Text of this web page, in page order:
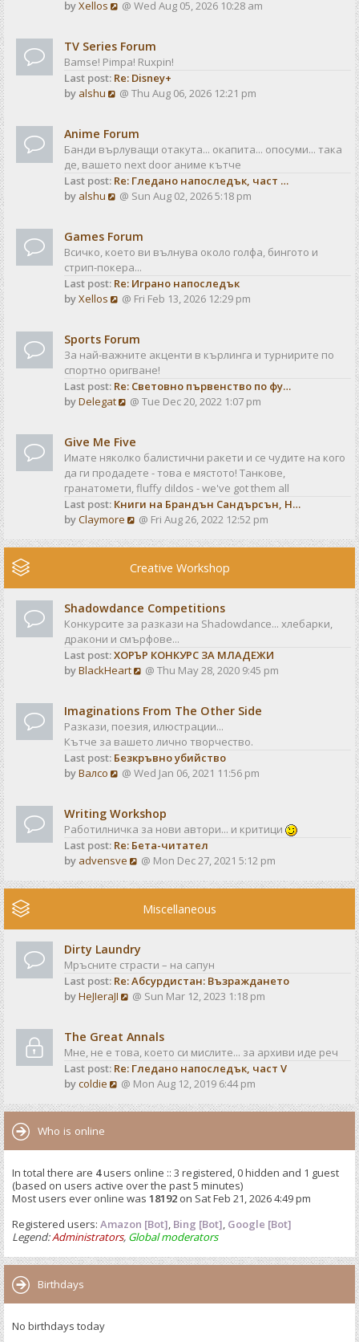
s
e
s
t
p
s
byXellos
V
w
t
h
e
e
s
t
p
s
t
@ Wed Aug 05, 2026 10:28 am
TV Series Forum
Bamse! Pimpa! Ruxpin!
Last post: Re: Disney+
by alshu
V
w
t
h
e
e
s
t
p
o
t
@ Thu Aug 06, 2026 12:21 pm
Anime Forum
Банди върлуващи отакута... окапита... опосуми... така
де, вашето next door аниме кътче
Last post: Re: Гледано напоследък, част …
by alshu
V
w
t
h
e
l
e
s
t
p
o
t
@ Sun Aug 02, 2026 5:18 pm
Games Forum
Всичко, което ви вълнува около голфа, бингото и
стрип-покера...
Last post: Re: Играно напоследък
byXellos
V
w
t
h
e
l
t
e
s
t
p
o
s
t
@ Fri Feb 13, 2026 12:29 pm
Sports Forum
За най-важните акценти в кърлинга и турнирите по
спортно оригване!
Last post: Re: Световно първенство по фу…
byDelegat
V
w
t
h
e
l
a
t
s
o
s
t
@ Tue Dec 20, 2022 1:07 pm
Give Me Five
Имате няколко балистични ракети и се чудите на кого
да ги продадете - това е мястото! Танкове,
гранатомети, fluffy dildos - we've got them all
Last post: Книги на Брандън Сандърсън, Н…
byClaymore
V
e
w
e
l
a
t
e
p
o
s
t
@ Fri Aug 26, 2022 12:52 pm
Creative Workshop
Shadowdance Competitions
Конкурсите за разкази на Shadowdance... хлебарки,
дракони и смърфове...
Last post:ХОРЪР КОНКУРС ЗА МЛАДЕЖИ
byBlackHeart
V
w
t
h
e
l
e
s
t
p
o
t
@ Thu May 28, 2020 9:45 pm
Imaginations From The Other Side
Разкази, поезия, илюстрации...
Кътче за вашето лично творчество.
Last post: Безкръвно убийство
byВалсо
V
w
t
h
e
l
t
p
o
s
@ Wed Jan 06, 2021 11:56 pm
Writing Workshop
Работилничка за нови автори... и критици
Last post: Re: Бета-читател
by advensve
V
e
w
e
l
a
t
t
p
o
s
t
@ Mon Dec 27, 2021 5:12 pm
Miscellaneous
Dirty Laundry
Мръсните страсти – на сапун
Last post: Re: Абсурдистан: Възраждането
byHeJIeraJI
V
w
t
h
e
e
t
p
s
t
@ Sun Mar 12, 2023 1:18 pm
The Great Annals
Мне, не е това, което си мислите... за архиви иде реч
Last post: Re: Гледано напоследък, част V
bycoldie
V
e
e
l
a
t
e
t
@ Mon Aug 12, 2019 6:44 pm
Who is online
In total there are 4users online :: 3 registered, 0 hidden and 1 guest
(based on users active over the past 5 minutes)
Most users ever online was 18192 on Sat Feb 21, 2026 4:49 pm
Registered users: Amazon [Bot], Bing [Bot], Google [Bot]
Legend:Administrators, Global moderators
Birthdays
No birthdays today